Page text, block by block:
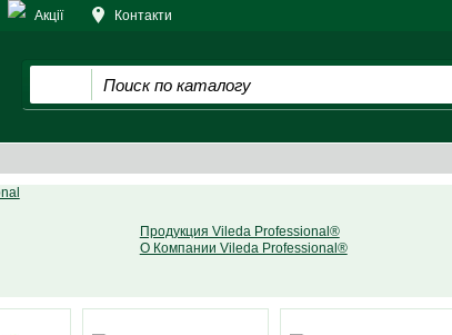
Акції
Контакти
Продукция Vileda Professional®
О Компании Vileda Professional®